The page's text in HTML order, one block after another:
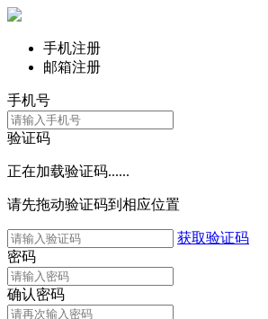
手机注册
邮箱注册
手机号
验证码
正在加载验证码......
请先拖动验证码到相应位置
获取验证码
密码
确认密码